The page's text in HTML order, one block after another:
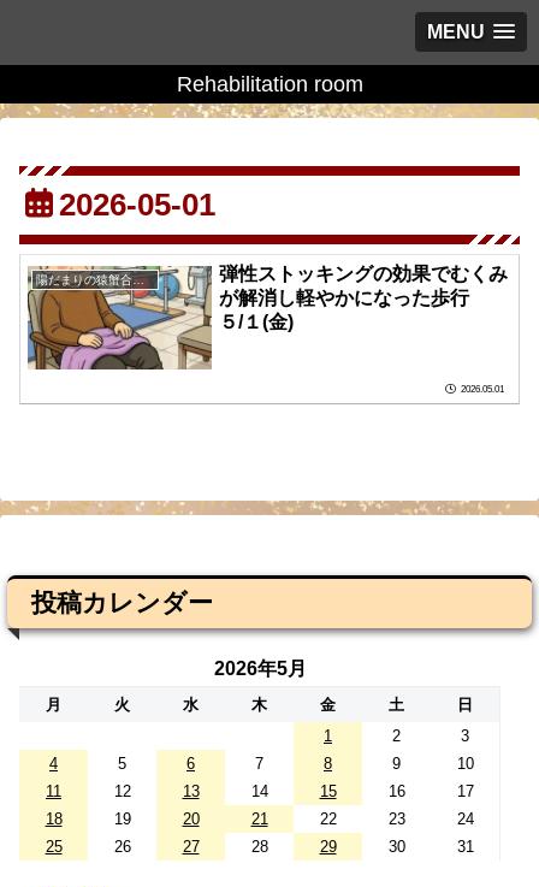
MENU
Rehabilitation room
2026-05-01
陽だまりの猿蟹合戦の庭に
弾性ストッキングの効果でむくみ
が解消し軽やかになった歩行
５/１(金)
2026.05.01
投稿カレンダー
2026年5月
月 火 水 木 金 土
日
1
2
3
4
5 6 7 8 9
10
11
12 13 14 15 16
17
18
19 20 21 22 23
24
25
26 27 28 29 30 31